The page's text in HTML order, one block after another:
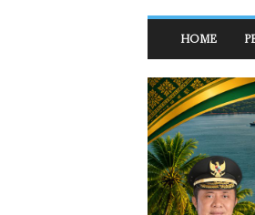
H
A
T
N
E
W
S
HOME